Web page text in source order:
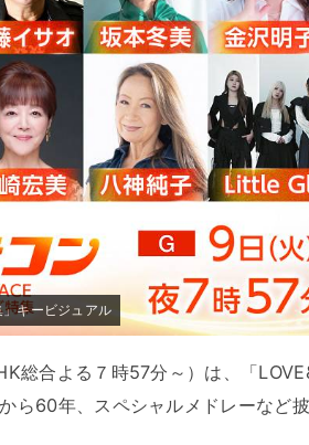
キービジュアル
総合よる７時57分～）は、「
ら60年、スペシャルメドレーなど披